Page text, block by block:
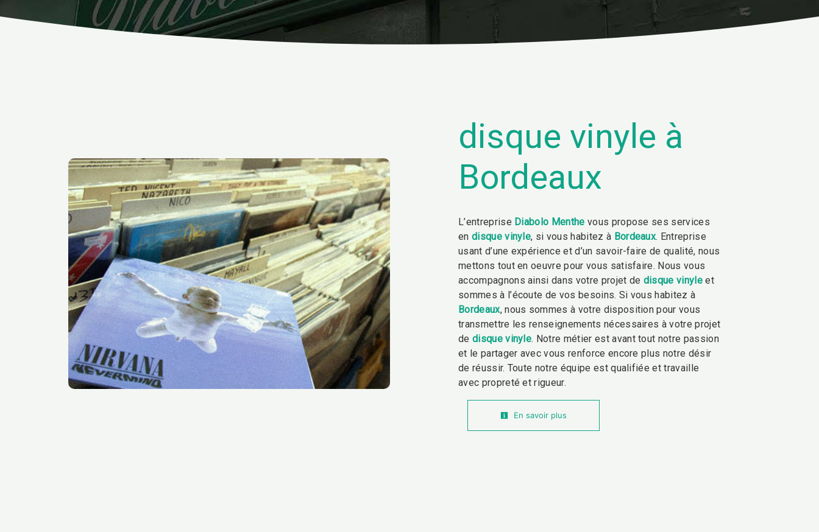
disque vinyle à
Bordeaux
L’entreprise Diabolo Menthe vous propose ses services
en disque vinyle, si vous habitez à Bordeaux. Entreprise
usant d’une expérience et d’un savoir-faire de qualité, nous
mettons tout en oeuvre pour vous satisfaire. Nous vous
accompagnons ainsi dans votre projet de disque vinyleet
sommes à l’écoute de vos besoins. Si vous habitez à
Bordeaux, nous sommes à votre disposition pour vous
transmettre les renseignements nécessaires à votre projet
de disque vinyle. Notre métier est avant tout notre passion
et le partager avec vous renforce encore plus notre désir
de réussir. Toute notre équipe est qualifiée et travaille
avec propreté et rigueur.
En savoir plus